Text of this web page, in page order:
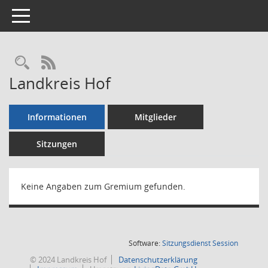
Toggle navigation
Rechercheauswahl
RSS-Feed
Landkreis Hof
Informationen Mitglieder
Sitzungen
Keine Angaben zum Gremium gefunden.
Software:SitzungsdienstSession(Wird in
© 2024 Landkreis Hof
Datenschutzerklärung